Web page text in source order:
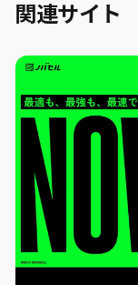
関連サイト